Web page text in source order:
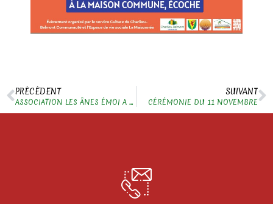
PRÉCÉDENT
ASSOCIATION LES ÂNES ÉMOI A ÉCOCHE
SUIVANT
CÉRÉMONIE DU 11 NOVEMBRE